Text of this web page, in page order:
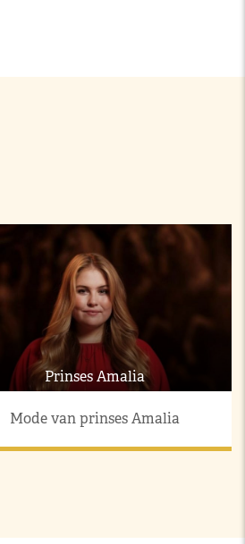
Prinses Amalia
Mode van prinses Amalia